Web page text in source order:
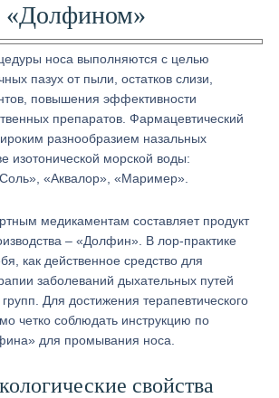
«Долфином»
носа выполняются с целью
пазух от пыли, остатков слизи,
повышения эффективности
препаратов. Фармацевтический
разнообразием назальных
изотонической морской воды:
«Аквалор», «Маример».
медикаментам составляет продукт
– «Долфин». В лор-практике
как действенное средство для
заболеваний дыхательных путей
Для достижения терапевтического
четко соблюдать инструкцию по
для промывания носа.
свойства